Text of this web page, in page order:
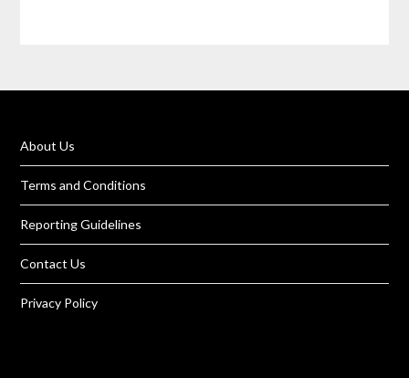
About Us
Terms and Conditions
Reporting Guidelines
Contact Us
Privacy Policy